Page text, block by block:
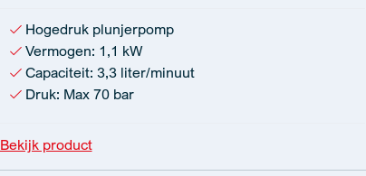
Hogedruk plunjerpomp
Vermogen: 1,1 kW
Capaciteit: 3,3 liter/minuut
Druk: Max 70 bar
Bekijk product